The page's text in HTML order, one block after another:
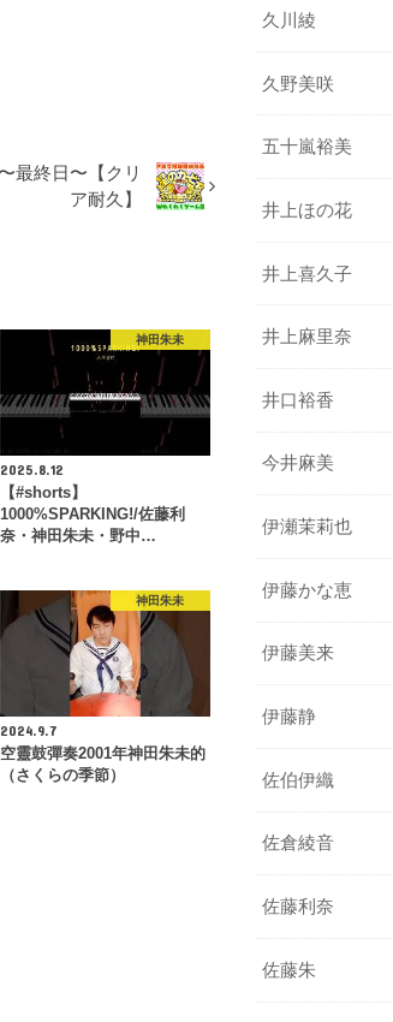
最終日〜【クリ
ア耐久】
神田朱未
2025.8.12
【#shorts】
1000%SPARKING!/佐藤利
奈・神田朱未・野中…
神田朱未
2024.9.7
空靈鼓彈奏2001年神田朱未的
（さくらの季節）
久川綾
久野美咲
五十嵐裕美
井上ほの花
井上喜久子
井上麻里奈
井口裕香
今井麻美
伊瀬茉莉也
伊藤かな恵
伊藤美来
伊藤静
佐伯伊織
佐倉綾音
佐藤利奈
佐藤朱